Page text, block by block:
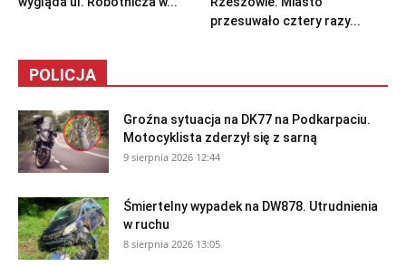
przesuwało cztery razy...
POLICJA
Groźna sytuacja na DK77 na Podkarpaciu.
Motocyklista zderzył się z sarną
9 sierpnia 2026 12:44
Śmiertelny wypadek na DW878. Utrudnienia
w ruchu
8 sierpnia 2026 13:05